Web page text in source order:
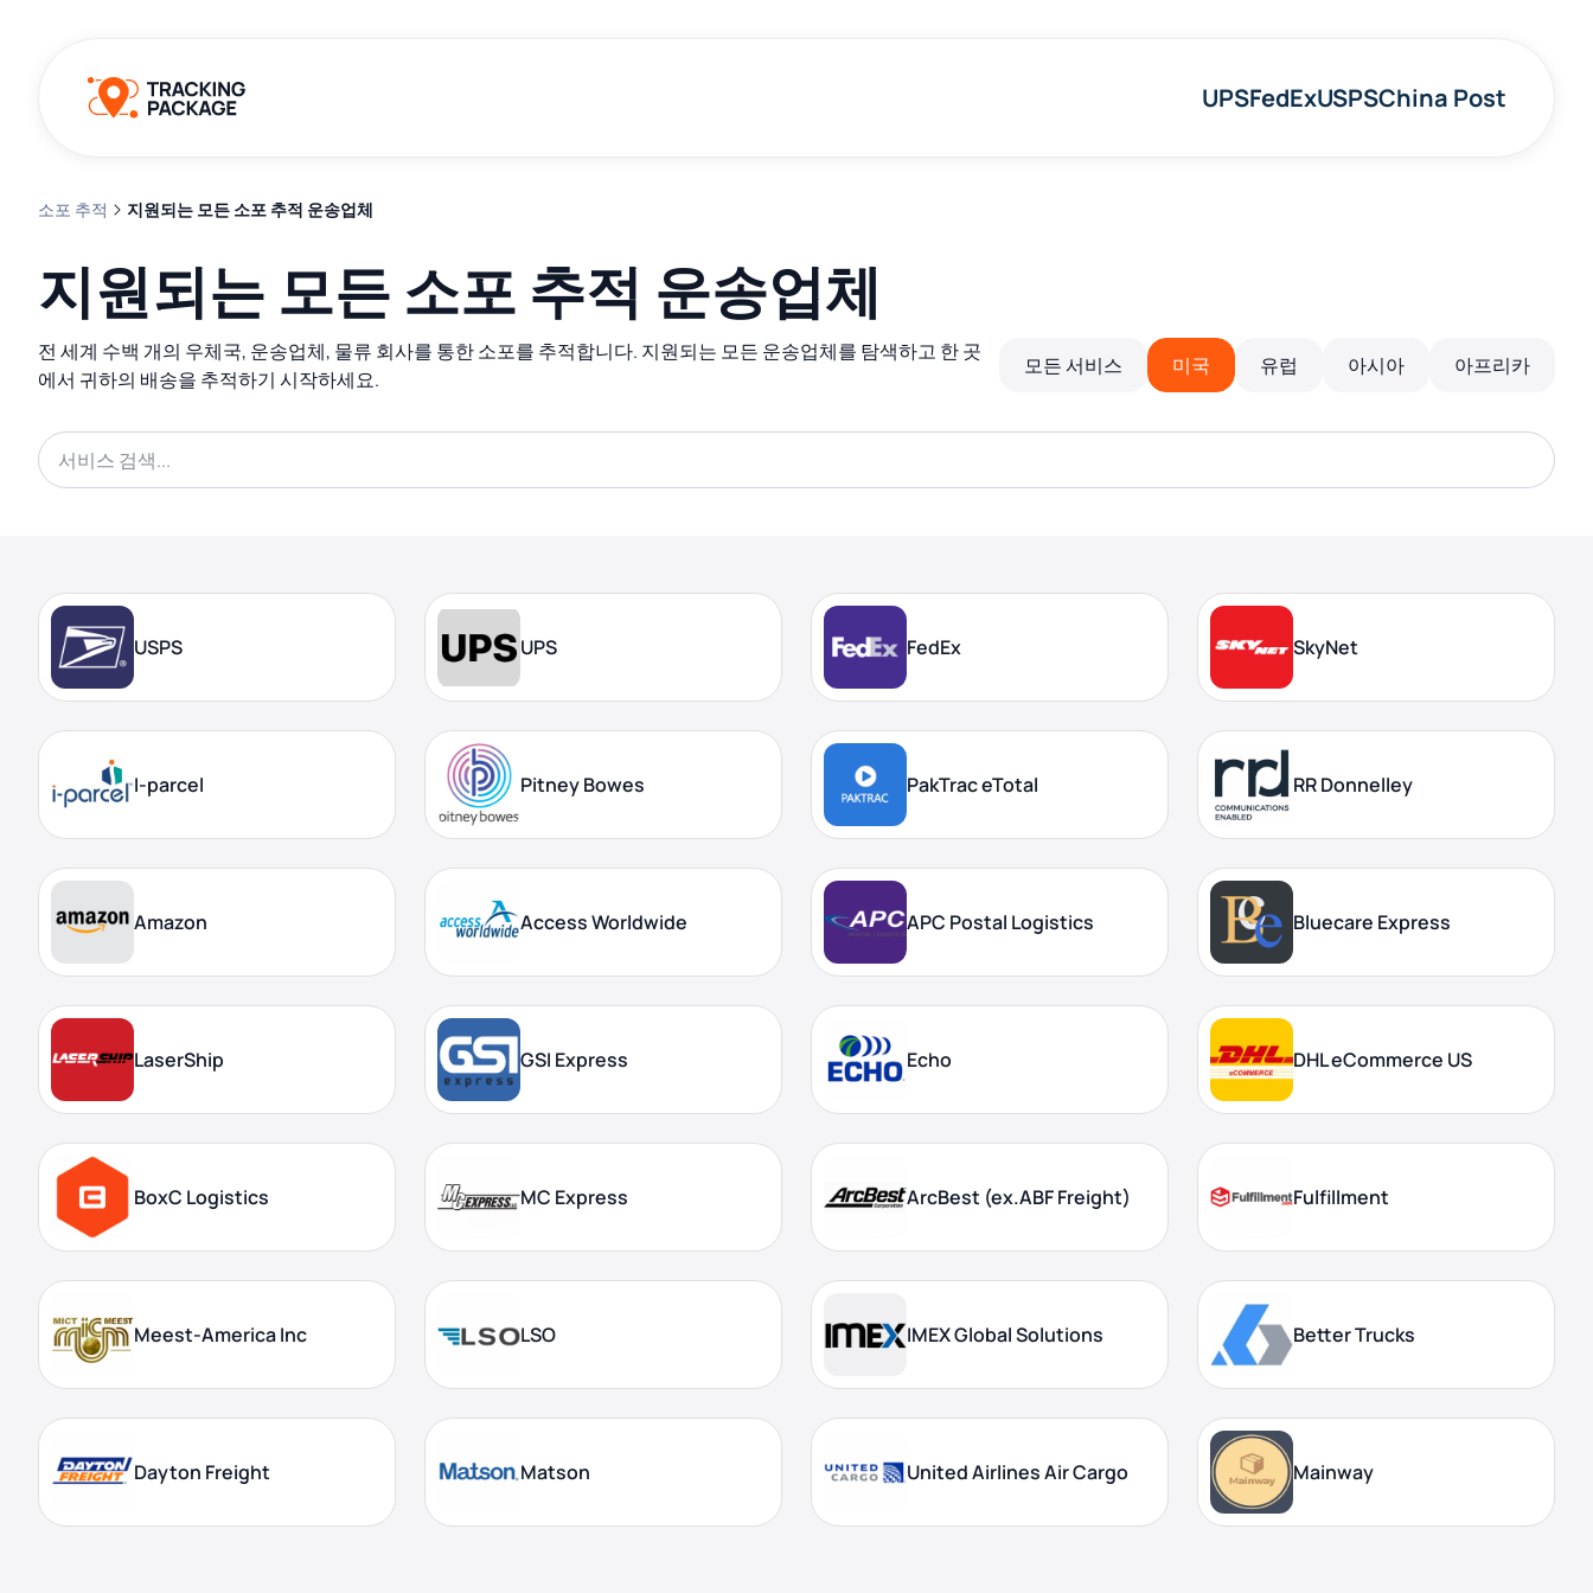
UPSFedExUSPSChina Post
소포 추적 지원되는 모든 소포 추적 운송업체
지원되는 모든 소포 추적 운송업체
전 세계 수백 개의 우체국, 운송업체, 물류 회사를 통한 소포를 추적합니다. 지원되는 모든 운송업체를 탐색하고 한 곳
에서 귀하의 배송을 추적하기 시작하세요.
모든 서비스 미국 유럽 아시아 아프리카
USPS UPS FedEx SkyNet
I-parcel Pitney Bowes PakTrac eTotal RR Donnelley
Amazon Access Worldwide APC Postal Logistics Bluecare Express
LaserShip GSI Express Echo DHL eCommerce US
BoxC Logistics MC Express ArcBest (ex.ABF Freight) Fulfillment
Meest-America Inc LSO IMEX Global Solutions Better Trucks
Dayton Freight Matson United Airlines Air Cargo Mainway